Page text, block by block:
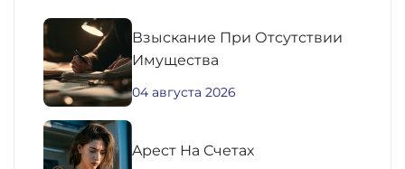
Взыскание При Отсутствии
Имущества
04 августа 2026
Aрест На Счетах